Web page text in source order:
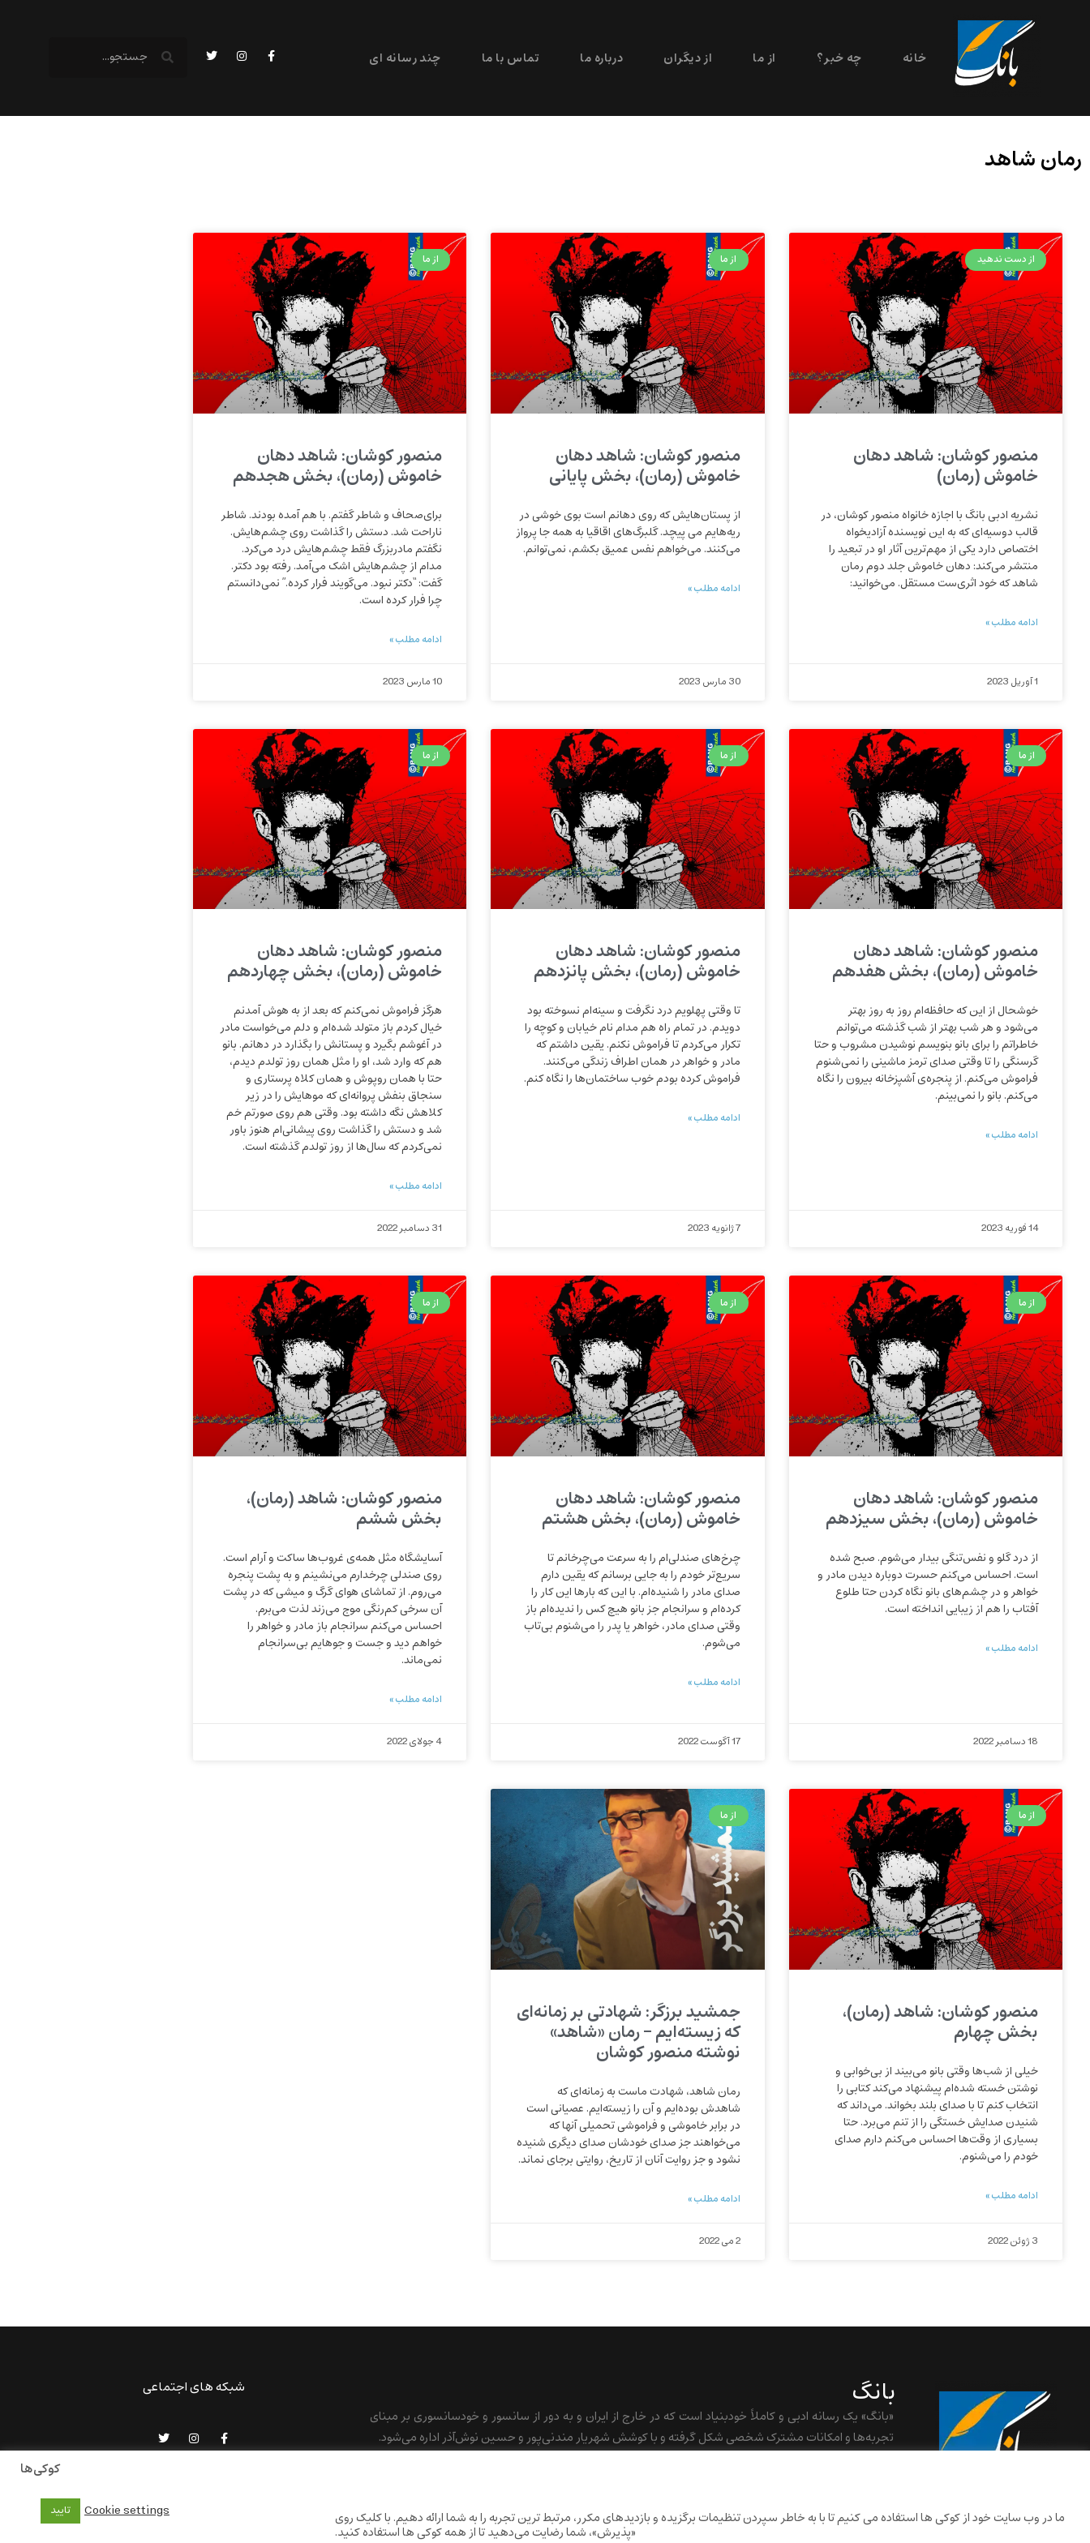
خانه چه خبر؟ از ما از دیگران درباره ما تماس با ما چند رسانه ای
رمان شاهد
از دست ندهید
منصور کوشان: شاهد دهان
خاموش (رمان)
نشریه ادبی بانگ با اجازه خانواه منصور کوشان، در
قالب دوسیه‌ای که به این نویسنده آزادیخواه
اختصاص دارد یکی از مهم‌ترین آثار او در تبعید را
منتشر می‌کند: دهان خاموش جلد دوم رمان
شاهد که خود اثری‌ست مستقل. می‌خوانید:
ادامه مطلب »
1 آوریل 2023
از ما
منصور کوشان: شاهد دهان
خاموش (رمان)، بخش پایانی
از پستان‌هایش که روی دهانم است بوی خوشی در
ریه‌هایم می پیچد. گلبرگ‌های اقاقیا به همه جا پرواز
می‌کنند. می‌خواهم نفس عمیق بکشم، نمی‌توانم.
ادامه مطلب »
30 مارس 2023
از ما
منصور کوشان: شاهد دهان
خاموش (رمان)، بخش هجدهم
برای‌‌صحاف و شاطر گفتم. با هم آمده بودند. شاطر
ناراحت شد. دستش را گذاشت روی چشم‌هایش.
نگفتم مادربزرگ فقط چشم‌هایش درد می‌کرد.
مدام از چشم‌هایش اشک می‌آمد. رفته بود دکتر.
گفت: “دکتر نبود. می‌گویند فرار کرده.” نمی‌دانستم
چرا فرار کرده است.
ادامه مطلب »
10 مارس 2023
از ما
منصور کوشان: شاهد دهان
خاموش (رمان)، بخش هفدهم
خوشحال از این که حافظه‌ام روز به روز بهتر
می‌شود و هر شب بهتر از شب گذشته می‌توانم
خاطراتم را برای بانو بنویسم نوشیدن مشروب و حتا
گرسنگی را تا وقتی صدای ترمز ماشینی را نمی‌شنوم
فراموش می‌کنم. از پنجره‌ی آشپزخانه بیرون را نگاه
می‌کنم. بانو را نمی‌بینم.
ادامه مطلب »
14 فوریه 2023
از ما
منصور کوشان: شاهد دهان
خاموش (رمان)، بخش پانزدهم
تا وقتی پهلویم درد نگرفت و سینه‌ام نسوخته بود
دویدم. در تمام راه هم مدام نام خیابان و کوچه را
تکرار می‌کردم تا فراموش نکنم. یقین داشتم که
مادر و خواهر در همان اطراف زندگی می‌کنند.
فراموش کرده بودم خوب ساختمان‌ها را نگاه کنم.
ادامه مطلب »
7 ژانویه 2023
از ما
منصور کوشان: شاهد دهان
خاموش (رمان)، بخش چهاردهم
هرگز فراموش نمی‌کنم که بعد از به هوش آمدنم
خیال کردم باز متولد شده‌ام و دلم می‌خواست مادر
در آغوشم بگیرد و پستانش را بگذارد در دهانم. بانو
هم که وارد شد، او را مثل همان روز تولدم دیدم،
حتا با همان روپوش و همان کلاه پرستاری و
سنجاق بنفش پروانه‌ای که موهایش را در زیر
کلاهش نگه داشته بود. وقتی هم روی صورتم خم
شد و دستش را گذاشت روی پیشانی‌ام هنوز باور
نمی‌کردم که سال‌ها از روز تولدم گذشته است.
ادامه مطلب »
31 دسامبر 2022
از ما
منصور کوشان: شاهد دهان
خاموش (رمان)، بخش سیزدهم
از درد گلو و نفس‌تنگی بیدار می‌شوم. صبح شده
است. احساس می‌کنم حسرت دوباره دیدن مادر و
خواهر و در چشم‌های بانو نگاه کردن حتا طلوع
آفتاب را هم از زیبایی انداخته است.
ادامه مطلب »
18 دسامبر 2022
از ما
منصور کوشان: شاهد دهان
خاموش (رمان)، بخش هشتم
چرخ‌های صندلی‌ام را به سرعت می‌چرخانم تا
سریع‌تر خودم را به جایی برسانم که یقین دارم
صدای مادر را شنیده‌ام. با این که بارها این کار را
کرده‌ام و سرانجام جز بانو هیچ کس را ندیده‌ام باز
وقتی صدای مادر، خواهر یا پدر را می‌شنوم بی‌تاب
می‌شوم.
ادامه مطلب »
17 آگوست 2022
از ما
منصور کوشان: شاهد (رمان)،
بخش ششم
آسایشگاه مثل همه‌ی غروب‌ها ساکت و آرام است.
روی صندلی‌ چرخدارم می‌نشینم و به پشت پنجره
می‌روم. از تماشای هوای گرگ و میشی که در پشت
آن سرخی‌ کم‌رنگی موج می‌زند لذت می‌برم.
احساس می‌کنم سرانجام باز مادر و خواهر را
خواهم دید و جست و‌ جوهایم بی‌سرانجام
نمی‌ماند.
ادامه مطلب »
4 جولای 2022
از ما
منصور کوشان: شاهد (رمان)،
بخش چهارم
خیلی از شب‌ها وقتی بانو می‌بیند از بی‌خوابی و
نوشتن خسته شده‌ام پیشنهاد می‌کند کتابی را
انتخاب کنم تا با صدای بلند بخواند. می‌داند که
شنیدن صدایش خستگی را از تنم می‌برد. حتا
بسیاری از وقت‌ها احساس می‌کنم دارم صدای
خودم را می‌شنوم.
ادامه مطلب »
3 ژوئن 2022
از ما
جمشید برزگر: شهادتی بر زمانه‌ای
که زیسته‌ایم – رمان «شاهد»
نوشته منصور کوشان
رمان شاهد، شهادت ماست به زمانه‌ای ‌که
‌شاهدش بوده‌ایم و آن را زیسته‌ایم. عصیانی ‌است
در برابر خاموشی ‌و فراموشی ‌تحمیلی آنها که
‌می‌خواهند جز صدای‌ خودشان صدای‌ دیگری ‌شنیده
‌نشود و جز روایت آنان از تاریخ، روایتی ‌برجای ‌نماند.
ادامه مطلب »
2 می 2022
بانگ
«بانگ» یک رسانه ادبی و کاملاً خودبنیاد است که در خارج از ایران و به دور از سانسور و خودسانسوری بر مبنای
تجربه‌ها و امکانات مشترک شخصی شکل گرفته و با کوشش شهریار مندنی‌پور و حسین نوش‌آذر اداره می‌شود.
شبکه های اجتماعی
کوکی‌ها
ما در وب سایت خود از کوکی ها استفاده می کنیم تا با به خاطر سپردن تنظیمات برگزیده و بازدیدهای مکرر، مرتبط ترین تجربه را به شما ارائه دهیم. با کلیک روی
«پذیرش»، شما رضایت می‌دهید تا از همه کوکی ها استفاده کنید.
Cookie settings تایید